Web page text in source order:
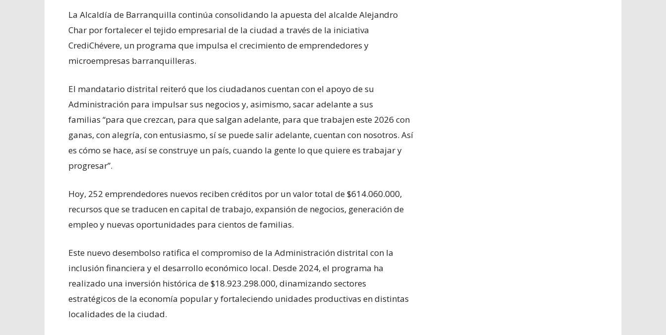
La Alcaldía de Barranquilla continúa consolidando la apuesta del alcalde Alejandro
Char por fortalecer el tejido empresarial de la ciudad a través de la iniciativa
CrediChévere, un programa que impulsa el crecimiento de emprendedores y
microempresas barranquilleras.
El mandatario distrital reiteró que los ciudadanos cuentan con el apoyo de su
Administración para impulsar sus negocios y, asimismo, sacar adelante a sus
familias “para que crezcan, para que salgan adelante, para que trabajen este 2026 con
ganas, con alegría, con entusiasmo, sí se puede salir adelante, cuentan con nosotros. Así
es cómo se hace, así se construye un país, cuando la gente lo que quiere es trabajar y
progresar”.
Hoy, 252 emprendedores nuevos reciben créditos por un valor total de $614.060.000,
recursos que se traducen en capital de trabajo, expansión de negocios, generación de
empleo y nuevas oportunidades para cientos de familias.
Este nuevo desembolso ratifica el compromiso de la Administración distrital con la
inclusión financiera y el desarrollo económico local. Desde 2024, el programa ha
realizado una inversión histórica de $18.923.298.000, dinamizando sectores
estratégicos de la economía popular y fortaleciendo unidades productivas en distintas
localidades de la ciudad.